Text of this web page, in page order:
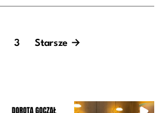
3 Starsze →